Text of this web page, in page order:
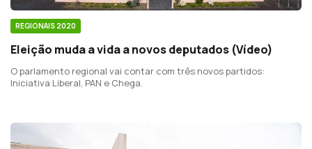
REGIONAIS 2020
Eleição muda a vida a novos deputados (Vídeo)
O parlamento regional vai contar com três novos partidos:
Iniciativa Liberal, PAN e Chega.